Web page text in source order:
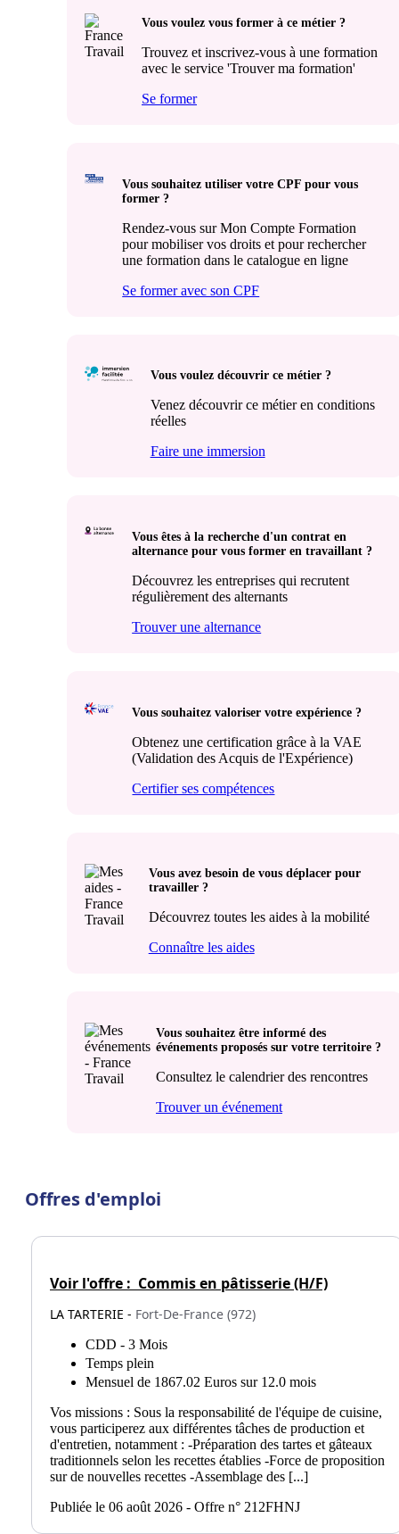
Vous voulez vous former à ce métier ?
Trouvez et inscrivez-vous à une formation
avec le service 'Trouver ma formation'
Se former
Vous souhaitez utiliser votre CPF pour vous
former ?
Rendez-vous sur Mon Compte Formation
pour mobiliser vos droits et pour rechercher
une formation dans le catalogue en ligne
Se former avec son CPF
Vous voulez découvrir ce métier ?
Venez découvrir ce métier en conditions
réelles
Faire une immersion
Vous êtes à la recherche d'un contrat en
alternance pour vous former en travaillant ?
Découvrez les entreprises qui recrutent
régulièrement des alternants
Trouver une alternance
Vous souhaitez valoriser votre expérience ?
Obtenez une certification grâce à la VAE
(Validation des Acquis de l'Expérience)
Certifier ses compétences
Vous avez besoin de vous déplacer pour
travailler ?
Découvrez toutes les aides à la mobilité
Connaître les aides
Vous souhaitez être informé des
événements proposés sur votre territoire ?
Consultez le calendrier des rencontres
Trouver un événement
Offres d'emploi
Voir l'offre : Commis en pâtisserie (H/F)
LA TARTERIE - Fort-De-France (972)
CDD - 3 Mois
Temps plein
Mensuel de 1867.02 Euros sur 12.0 mois
Vos missions : Sous la responsabilité de l'équipe de cuisine,
vous participerez aux différentes tâches de production et
d'entretien, notamment : -Préparation des tartes et gâteaux
traditionnels selon les recettes établies -Force de proposition
sur de nouvelles recettes -Assemblage des [...]
Publiée le 06 août 2026 - Offre n° 212FHNJ